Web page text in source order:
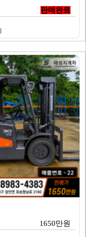
판매완료
1650만원